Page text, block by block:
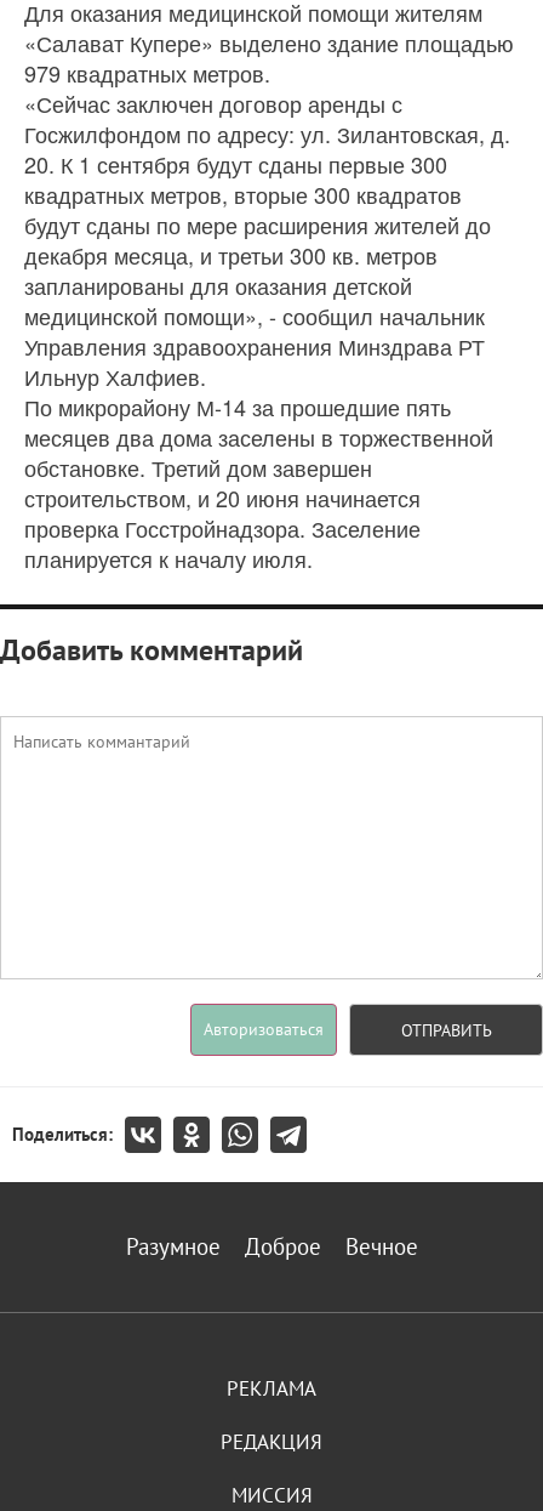
Для оказания медицинской помощи жителям
«Салават Купере» выделено здание площадью
979 квадратных метров.
«Сейчас заключен договор аренды с
Госжилфондом по адресу: ул. Зилантовская, д.
20. К 1 сентября будут сданы первые 300
квадратных метров, вторые 300 квадратов
будут сданы по мере расширения жителей до
декабря месяца, и третьи 300 кв. метров
запланированы для оказания детской
медицинской помощи», - сообщил начальник
Управления здравоохранения Минздрава РТ
Ильнур Халфиев.
По микрорайону М-14 за прошедшие пять
месяцев два дома заселены в торжественной
обстановке. Третий дом завершен
строительством, и 20 июня начинается
проверка Госстройнадзора. Заселение
планируется к началу июля.
Добавить комментарий
Авторизоваться ОТПРАВИТЬ
Поделиться:
Разумное Доброе Вечное
РЕКЛАМА
РЕДАКЦИЯ
МИССИЯ